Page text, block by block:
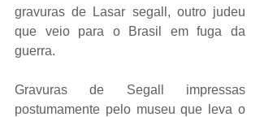
gravuras de Lasar segall, outro judeu
que veio para o Brasil em fuga da
guerra.
Gravuras de Segall impressas
postumamente pelo museu que leva o